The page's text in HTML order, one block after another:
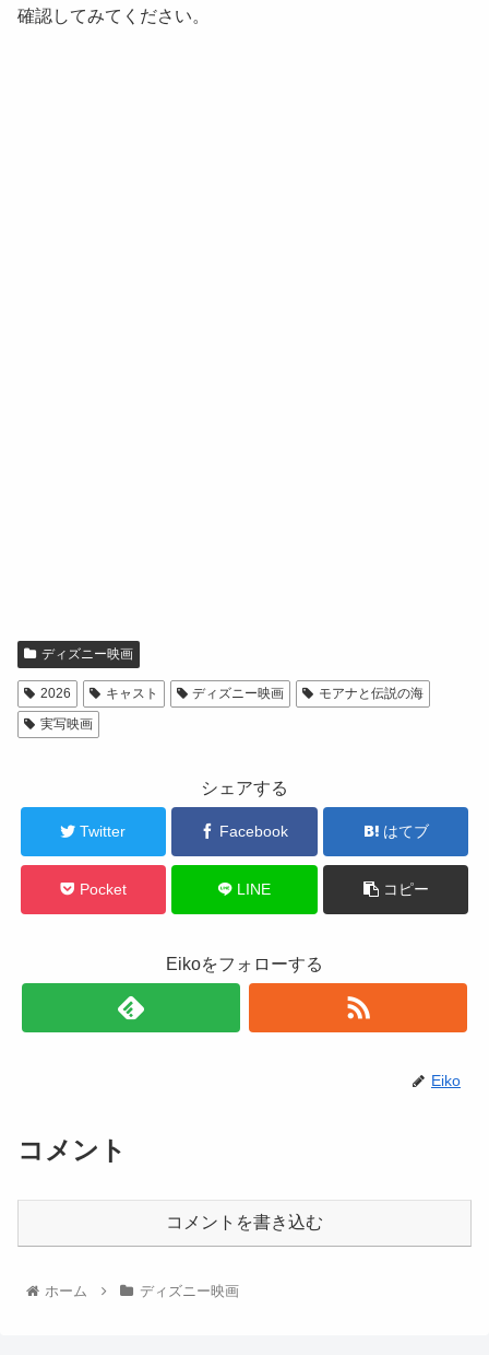
確認してみてください。
ディズニー映画
2026 キャスト ディズニー映画
モアナと伝説の海
実写映画
シェアする
Twitter Facebook はてブ
Pocket LINE コピー
Eikoをフォローする
Eiko
コメント
コメントを書き込む
ホーム ディズニー映画